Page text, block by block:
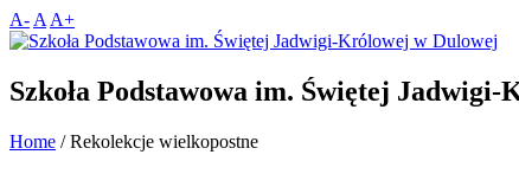
A- A A+
Szkoła Podstawowa im. Świętej
Home / Rekolekcje wielkopostne